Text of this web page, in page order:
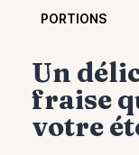
PORTIONS
Un
fraise
votre